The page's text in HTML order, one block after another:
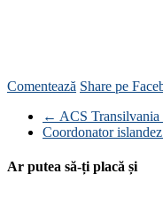
Comentează Share pe
← ACS Transilvania
Coordonator
Ar putea să-ți placă și